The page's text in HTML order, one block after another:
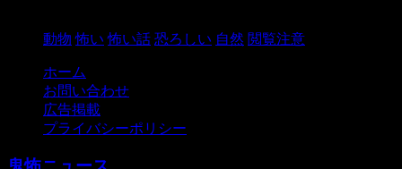
動物 怖い 怖い話 恐ろしい 自然 閲覧注意
ホーム
お問い合わせ
広告掲載
プライバシーポリシー